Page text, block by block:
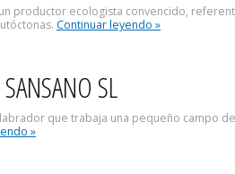
productor ecologista convencido,
Continuar leyendo »
SL
que trabaja una pequeño campo
»